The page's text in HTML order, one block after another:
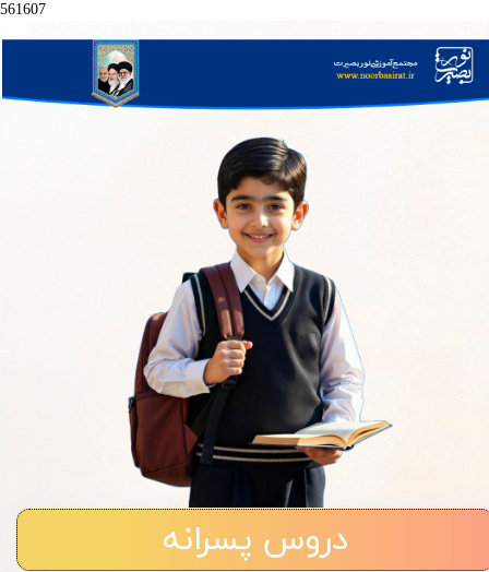
561607
دروس پسرانه